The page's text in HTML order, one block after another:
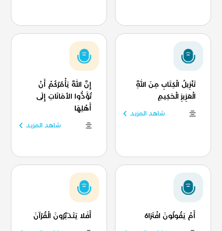
تَنْزِيلُ الْكِتَابِ مِنَ اللَّهِ
الْعَزِيزِ الْحَكِيمِ
شاهد المزيد
إِنَّ اللَّهَ يَأْمُرُكُمْ أَنْ
تُؤَدُّوا الأمَانَاتِ إِلَى
أَهْلِهَا
شاهد المزيد
أَمْ يَقُولُونَ افْتَرَاهُ أَفَلا يَتَدَبَّرُونَ الْقُرْآنَ